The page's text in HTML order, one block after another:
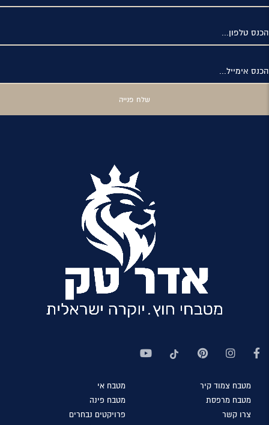
הכנס טלפון...
הכנס אימייל...
שלח פנייה
מטבח אי מטבח צמוד קיר
מטבח פינה מטבח מרפסת
פרויקטים נבחרים צרו קשר